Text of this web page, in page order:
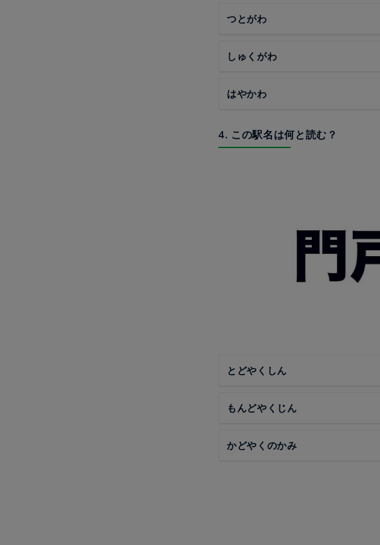
つとがわ
しゅくがわ
はやかわ
4. この駅名は何と読む？
とどやくしん
もんどやくじん
かどやくのかみ